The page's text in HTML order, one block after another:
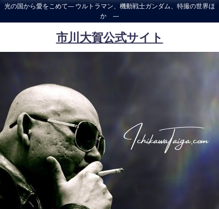
光の国から愛をこめて--- ウルトラマン、機動戦士ガンダム、特撮の世界ほ
か ---
市川大賀公式サイト